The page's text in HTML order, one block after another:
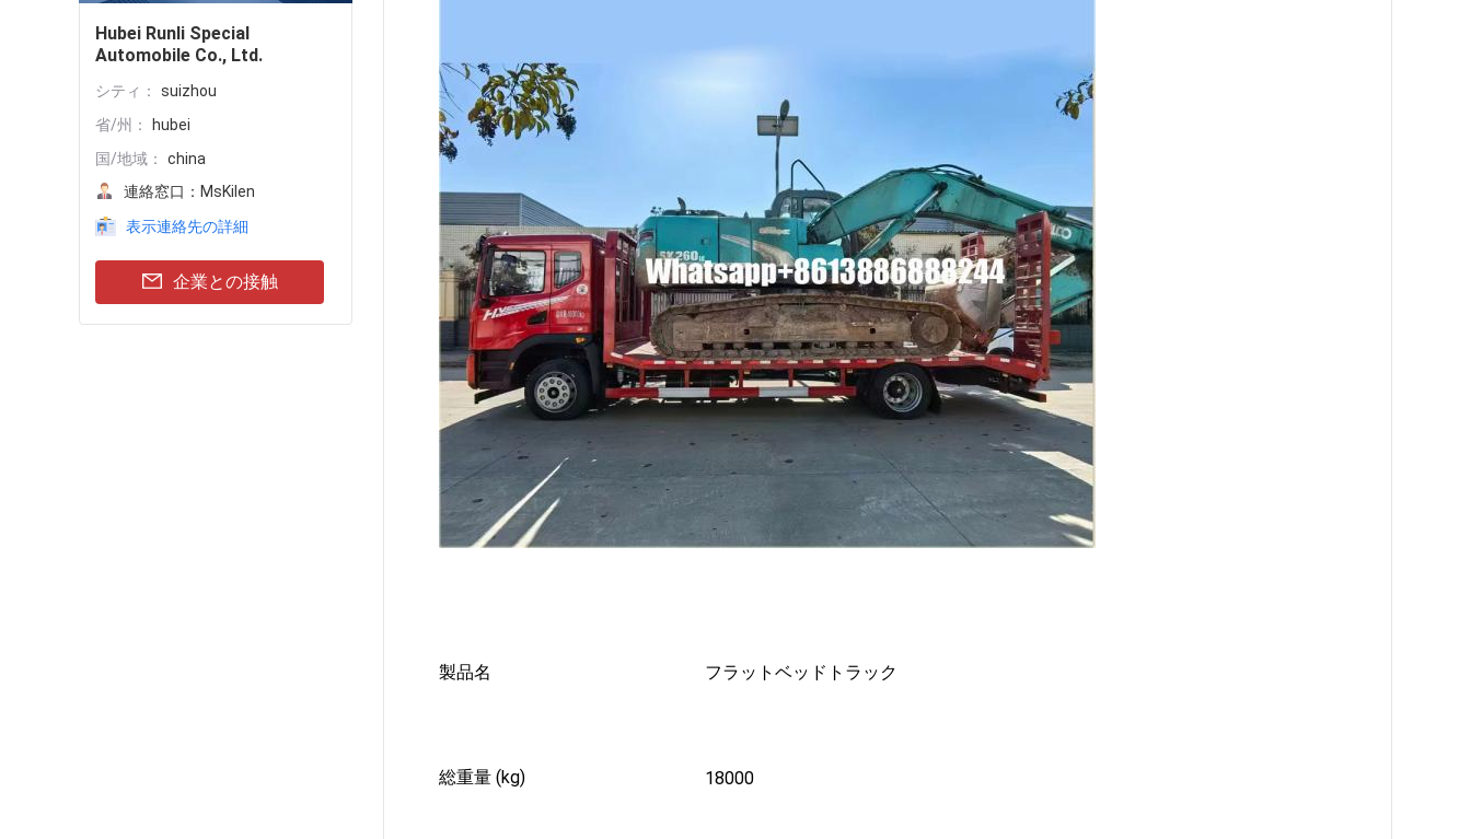
Hubei Runli Special
Automobile Co., Ltd.
シティ：
suizhou
省/州：
hubei
国/地域：
china
連絡窓口： MsKilen
表示連絡先の詳細
企業との接触
製品名 フラットベッドトラック
総重量 (kg) 18000